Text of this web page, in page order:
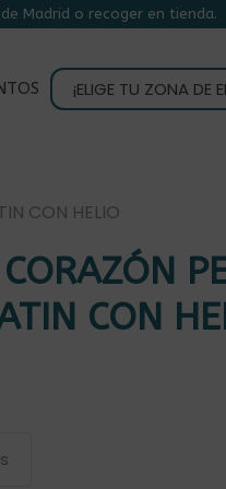
Madrid o recoger en tienda.
¡ELIGE TU ZONA DE
CON HELIO
CON